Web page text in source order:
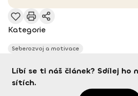
Kategorie
Seberozvoj a motivace
Líbí se ti náš článek? Sdílej ho
sítích.